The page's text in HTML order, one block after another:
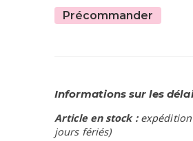
Précommander
Informations sur les
Article en stock :
jours fériés)